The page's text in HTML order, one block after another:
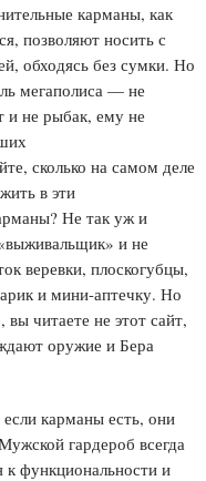
карманы, как
позволяют носить с
обходясь без сумки. Но
мегаполиса — не
и не рыбак, ему не
сколько на самом деле
в эти
Не так уж и
и не
веревки, плоскогубцы,
и мини-аптечку. Но
вы читаете не этот сайт,
оружие и Бера
карманы есть, они
гардероб всегда
к функциональности и